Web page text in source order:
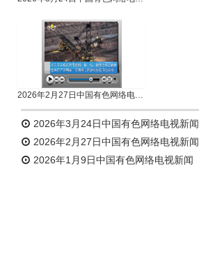
2026年2月27日中国有色网络电视新闻
2026年3月24日中国有色网络电视新闻
2026年2月27日中国有色网络电视新闻
2026年1月9日中国有色网络电视新闻